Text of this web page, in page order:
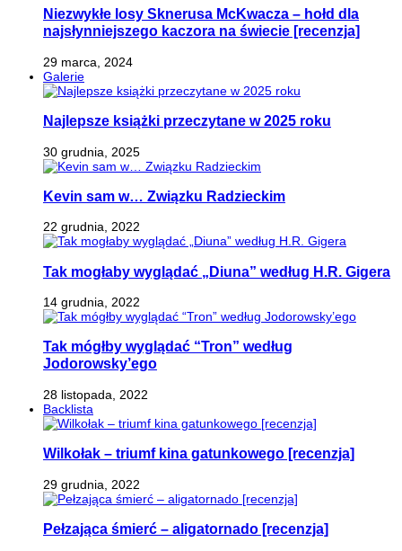
Niezwykłe losy Sknerusa McKwacza – hołd dla
najsłynniejszego kaczora na świecie [recenzja]
29 marca, 2024
Galerie
Najlepsze książki przeczytane w 2025 roku
30 grudnia, 2025
Kevin sam w… Związku Radzieckim
22 grudnia, 2022
Tak mogłaby wyglądać „Diuna” według H.R. Gigera
14 grudnia, 2022
Tak mógłby wyglądać “Tron” według
Jodorowsky’ego
28 listopada, 2022
Backlista
Wilkołak – triumf kina gatunkowego [recenzja]
29 grudnia, 2022
Pełzająca śmierć – aligatornado [recenzja]